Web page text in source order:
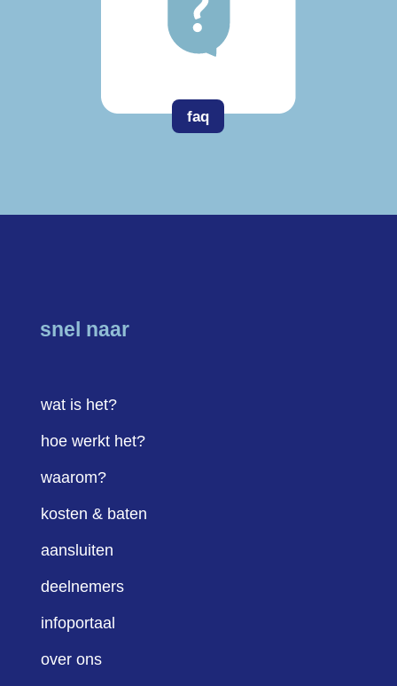
faq
snel naar
wat is het?
hoe werkt het?
waarom?
kosten & baten
aansluiten
deelnemers
infoportaal
over ons